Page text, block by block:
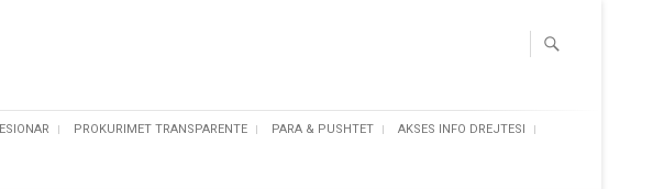
PROKURIMET TRANSPARENTE PARA & PUSHTET AKSES INFO DREJTESI